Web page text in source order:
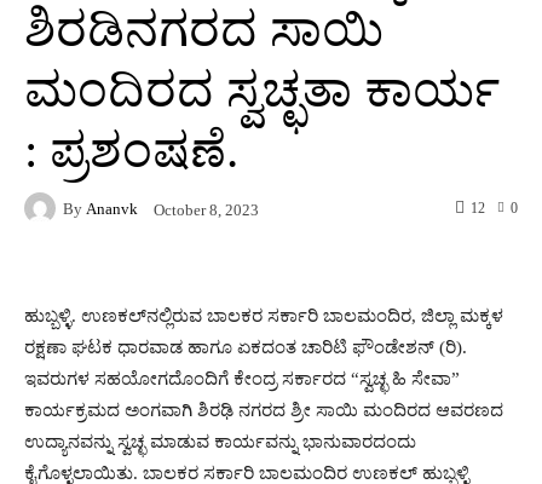
ಶಿರಡಿನಗರದ ಸಾಯಿ
ಮಂದಿರದ ಸ್ವಚ್ಛತಾ ಕಾರ್ಯ
: ಪ್ರಶಂಷಣೆ.
By Ananvk October 8, 2023 0
12
ಹುಬ್ಬಳ್ಳಿ. ಉಣಕಲ್‍ನಲ್ಲಿರುವ ಬಾಲಕರ ಸರ್ಕಾರಿ ಬಾಲಮಂದಿರ, ಜಿಲ್ಲಾ ಮಕ್ಕಳ
ರಕ್ಷಣಾ ಘಟಕ ಧಾರವಾಡ ಹಾಗೂ ಏಕದಂತ ಚಾರಿಟಿ ಫೌಂಡೇಶನ್ (ರಿ).
ಇವರುಗಳ ಸಹಯೋಗದೊಂದಿಗೆ ಕೇಂದ್ರ ಸರ್ಕಾರದ “ಸ್ವಚ್ಛ ಹಿ ಸೇವಾ”
ಕಾರ್ಯಕ್ರಮದ ಅಂಗವಾಗಿ ಶಿರಢಿ ನಗರದ ಶ್ರೀ ಸಾಯಿ ಮಂದಿರದ ಆವರಣದ
ಉದ್ಯಾನವನ್ನು ಸ್ವಚ್ಛ ಮಾಡುವ ಕಾರ್ಯವನ್ನು ಭಾನುವಾರದಂದು
ಕೈಗೊಳ್ಳಲಾಯಿತು. ಬಾಲಕರ ಸರ್ಕಾರಿ ಬಾಲಮಂದಿರ ಉಣಕಲ್ ಹುಬ್ಬಳ್ಳಿ